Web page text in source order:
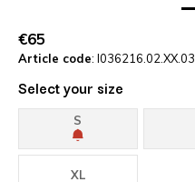
€65
Article code: I036216.02.XX.03
Select your size
S
XL